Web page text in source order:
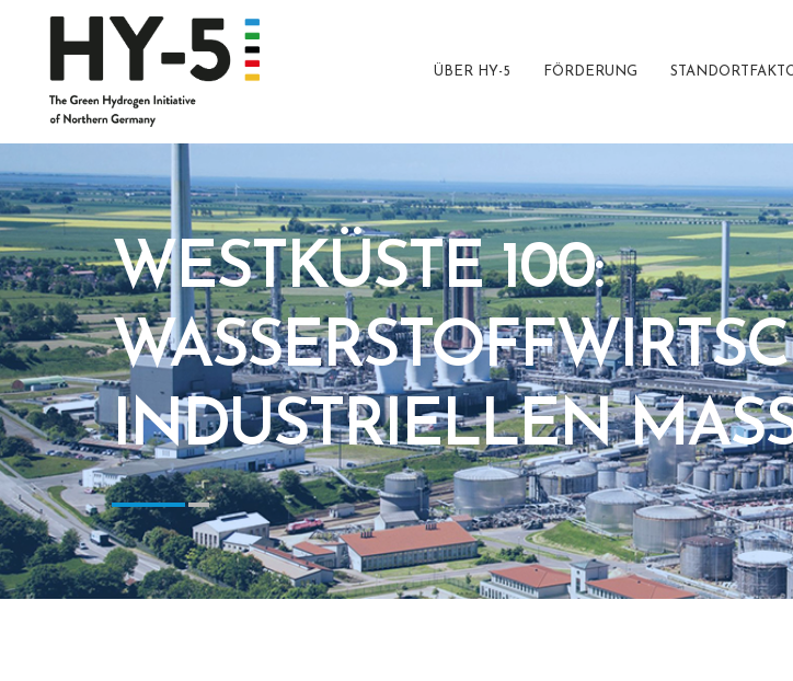
ÜBER HY-5 FÖRDERUNG
WESTKÜSTE 100:
INDUSTRIELLEN